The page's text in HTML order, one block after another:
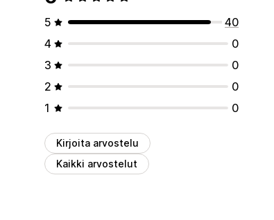
5
40
4
0
3
0
2
0
1
0
Kirjoita arvostelu
Kaikki arvostelut